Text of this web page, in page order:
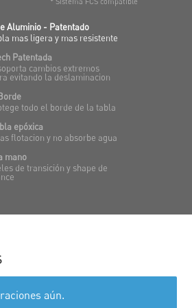
Aluminio - Patentado
mas ligera y mas resistente
Patentada
cambios extremos
evitando la deslaminacion
todo el borde de la tabla
epóxica
flotacion y no absorbe agua
mano
de transición y shape de
aún.